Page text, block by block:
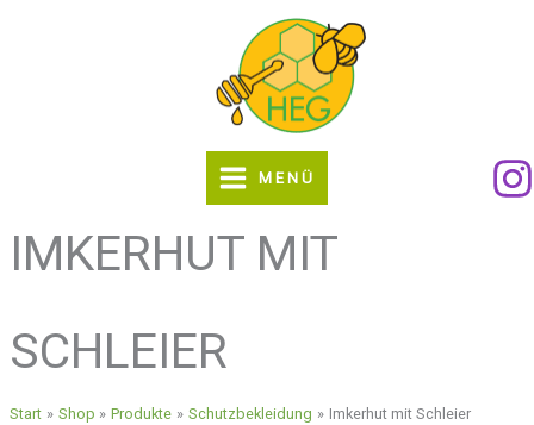
MENÜ
IMKERHUT MIT
SCHLEIER
Start Shop Produkte Schutzbekleidung Imkerhut mit Schleier